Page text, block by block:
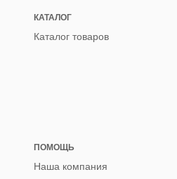
КАТАЛОГ
Каталог товаров
ПОМОЩЬ
Наша компания